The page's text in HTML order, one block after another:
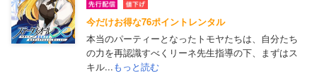
今だけお得な76ポイントレンタル
本当のパーティーとなったトモヤたちは、自分たち
の力を再認識すべくリーネ先生指導の下、まずはス
キル...もっと読む